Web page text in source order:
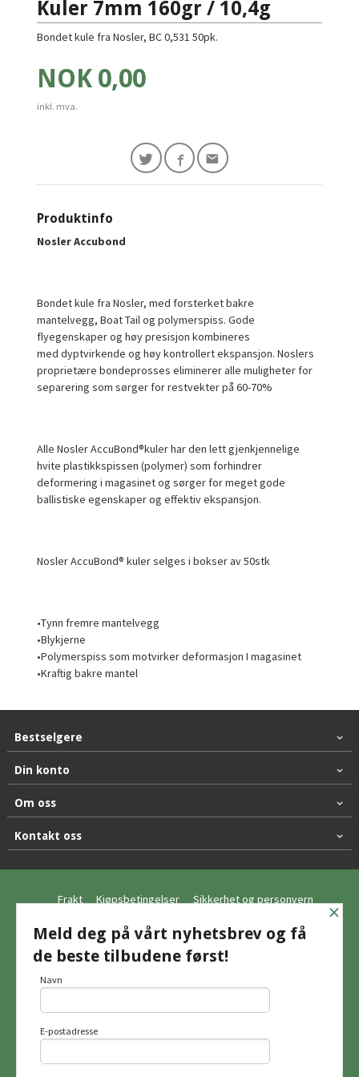
Kuler 7mm 160gr / 10,4g
Bondet kule fra Nosler, BC 0,531 50pk.
Pris
NOK 0,00
inkl. mva.
Produktinfo
Nosler Accubond
Bondet kule fra Nosler, med forsterket bakre
mantelvegg, Boat Tail og polymerspiss. Gode
flyegenskaper og høy presisjon kombineres
med dyptvirkende og høy kontrollert ekspansjon. Noslers
proprietære bondeprosses eliminerer alle muligheter for
separering som sørger for restvekter på 60-70%
Alle Nosler AccuBond®kuler har den lett gjenkjennelige
hvite plastikkspissen (polymer) som forhindrer
deformering i magasinet og sørger for meget gode
ballistiske egenskaper og effektiv ekspansjon.
Nosler AccuBond® kuler selges i bokser av 50stk
•Tynn fremre mantelvegg
•Blykjerne
•Polymerspiss som motvirker deformasjon I magasinet
•Kraftig bakre mantel
Bestselgere
Din konto
Om oss
Kontakt oss
Frakt Kjøpsbetingelser Sikkerhet og personvern
Nyhetsbrev
© Hagemo Jakt og Friluft AS
Vår nettbutikk bruker cookies slik at du
yte deg bedre service. Vi bruker cookies
×
Meld deg på vårt nyhetsbrev og få
de beste tilbudene først!
Navn
E-postadresse